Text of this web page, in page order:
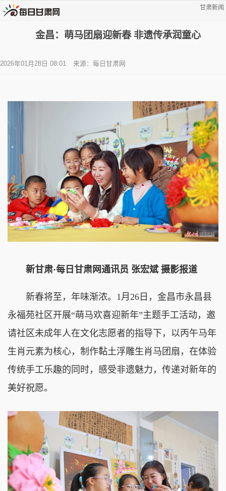
甘肃新闻
金昌：萌马团扇迎新春 非遗传承润童心
2026年01月28日 08:01 来源：每日甘肃网
新甘肃·每日甘肃网通讯员 张宏斌 摄影报道
新春将至，年味渐浓。1月26日，金昌市永昌县
永福苑社区开展“萌马欢喜迎新年”主题手工活动，邀
请社区未成年人在文化志愿者的指导下，以丙午马年
生肖元素为核心，制作黏土浮雕生肖马团扇，在体验
传统手工乐趣的同时，感受非遗魅力，传递对新年的
美好祝愿。